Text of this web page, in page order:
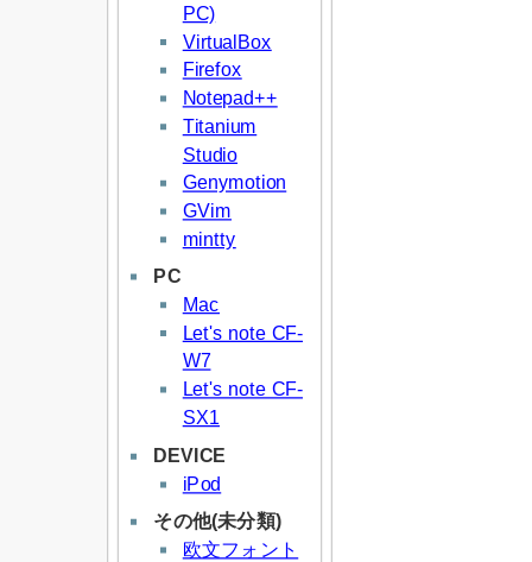
PC)
VirtualBox
Firefox
Notepad++
Titanium
Studio
Genymotion
GVim
mintty
PC
Mac
Let's note CF-
W7
Let's note CF-
SX1
DEVICE
iPod
その他(未分類)
欧文フォント